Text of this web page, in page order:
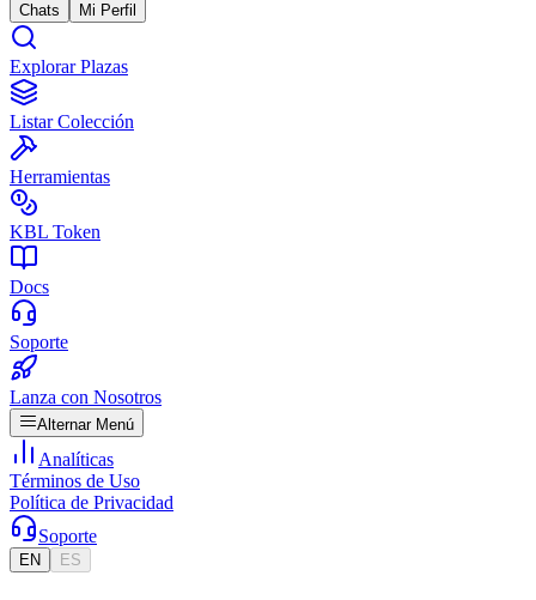
Chats Mi Perfil
Explorar Plazas
Listar Colección
Herramientas
KBL Token
Docs
Soporte
Lanza con Nosotros
Alternar Menú
Analíticas
Términos de Uso
Política de Privacidad
Soporte
EN ES